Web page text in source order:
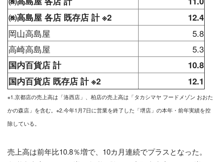
㈱高島屋 各店 既存店 計 ※2
12.4
岡山高島屋
5.8
高崎高島屋
5.3
国内百貨店 計
10.8
国内百貨店 既存店 計 ※2
12.1
※1.京都店の売上高は「洛西店」、柏店の売上高は「タカシマヤ フードメゾン おおた
かの森店」を含む。※2.今年1月7日に営業を終了した「堺店」の本年・前年実績を控
除している。
売上高は前年比10.8％増で、10カ月連続でプラスとなった。